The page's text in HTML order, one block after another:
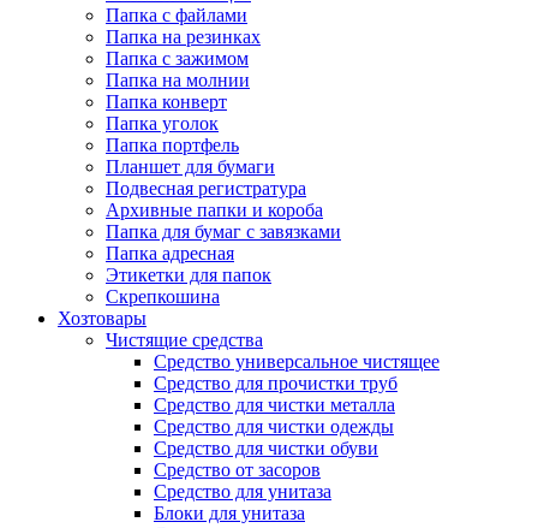
Папка с файлами
Папка на резинках
Папка с зажимом
Папка на молнии
Папка конверт
Папка уголок
Папка портфель
Планшет для бумаги
Подвесная регистратура
Архивные папки и короба
Папка для бумаг с завязками
Папка адресная
Этикетки для папок
Скрепкошина
Хозтовары
Чистящие средства
Средство универсальное чистящее
Средство для прочистки труб
Средство для чистки металла
Средство для чистки одежды
Средство для чистки обуви
Средство от засоров
Средство для унитаза
Блоки для унитаза